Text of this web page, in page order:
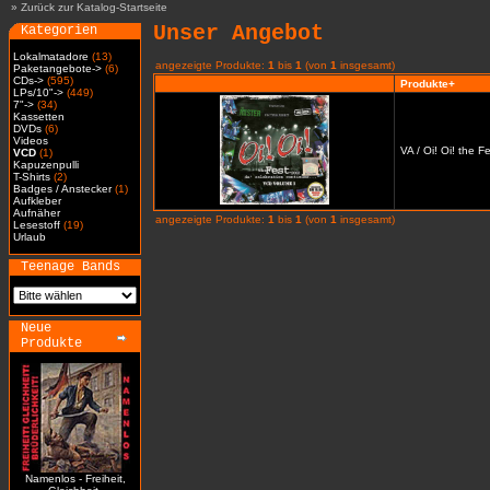
» Zurück zur Katalog-Startseite
Kategorien
Lokalmatadore (13)
Paketangebote-> (6)
CDs-> (595)
LPs/10"-> (449)
7"-> (34)
Kassetten
DVDs (6)
Videos
VCD (1)
Kapuzenpulli
T-Shirts (2)
Badges / Anstecker(1)
Aufkleber
Aufnäher
Lesestoff (19)
Urlaub
Teenage Bands
Neue
Produkte
Namenlos - Freiheit,
Unser Angebot
angezeigte Produkte: 1 bis 1 (von 1 insgesamt)
Produkte+
VA / Oi! Oi! the
angezeigte Produkte: 1 bis 1 (von 1 insgesamt)